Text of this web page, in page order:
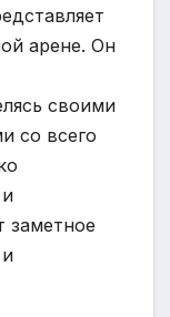
арене. Он
своими
со всего
заметное